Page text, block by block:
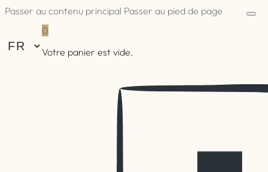
Passer au contenu principal Passer au pied de page
0
Votre panier est vide.